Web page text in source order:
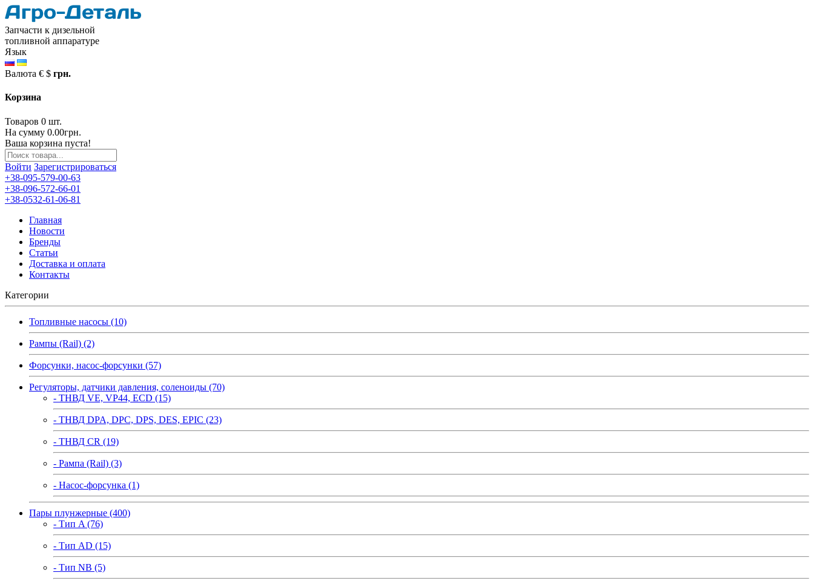
Запчасти к дизельной
топливной аппаратуре
Язык
Валюта € $ грн.
Корзина
Товаров 0 шт.
На сумму 0.00грн.
Ваша корзина пуста!
Войти Зарегистрироваться
+38-095-579-00-63
+38-096-572-66-01
+38-0532-61-06-81
Главная
Новости
Бренды
Статьи
Доставка и оплата
Контакты
Категории
Топливные насосы (10)
Рампы (Rail) (2)
Форсунки, насос-форсунки (57)
Регуляторы, датчики давления, соленоиды (70)
- ТНВД VE, VP44, ECD (15)
- ТНВД DPA, DPC, DPS, DES, EPIC (23)
- ТНВД CR (19)
- Рампа (Rail) (3)
- Насос-форсунка (1)
Пары плунжерные (400)
- Тип A (76)
- Тип AD (15)
- Тип NB (5)